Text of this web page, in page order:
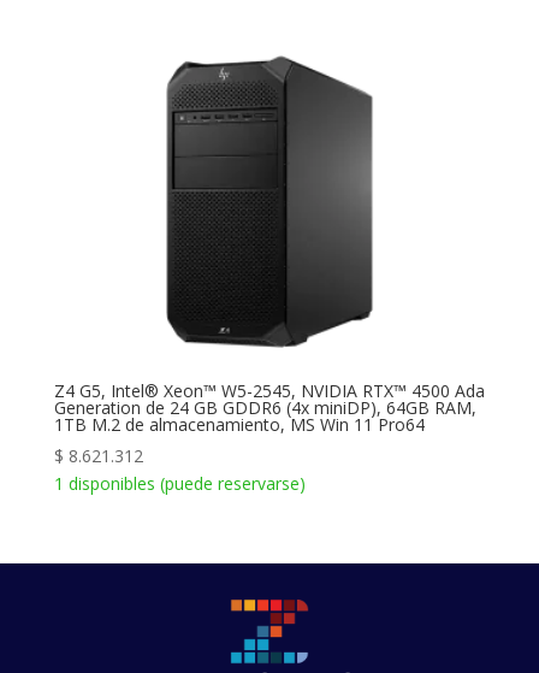
Z4 G5, Intel® Xeon™ W5-2545, NVIDIA RTX™ 4500 Ada
Generation de 24 GB GDDR6 (4x miniDP), 64GB RAM,
1TB M.2 de almacenamiento, MS Win 11 Pro64
$ 8.621.312
1 disponibles (puede reservarse)